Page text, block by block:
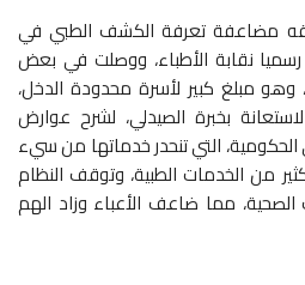
مضاعفة تعرفة الكشف الطبي في
رسميا نقابة الأطباء، ووصلت في بعض
ليرة سورية، وهو مبلغ كبير لأسرة محدودة الدخل،
بخبرة الصيدلي، لشرح عوارض
الحكومية، التي تنحدر خدماتها من سيء
من الخدمات الطبية، وتوقف النظام
مما ضاعف الأعباء وزاد الهم